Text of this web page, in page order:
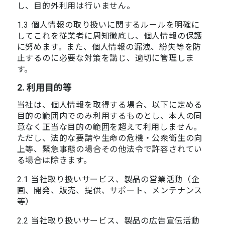
し、目的外利用は行いません。
1.3 個人情報の取り扱いに関するルールを明確に
してこれを従業者に周知徹底し、個人情報の保護
に努めます。また、個人情報の漏洩、紛失等を防
止するのに必要な対策を講じ、適切に管理しま
す。
2. 利用目的等
当社は、個人情報を取得する場合、以下に定める
目的の範囲内でのみ利用するものとし、本人の同
意なく正当な目的の範囲を超えて利用しません。
ただし、法的な要請や生命の危機・公衆衛生の向
上等、緊急事態の場合その他法令で許容されてい
る場合は除きます。
2.1 当社取り扱いサービス、製品の営業活動（企
画、開発、販売、提供、サポート、メンテナンス
等）
2.2 当社取り扱いサービス、製品の広告宣伝活動